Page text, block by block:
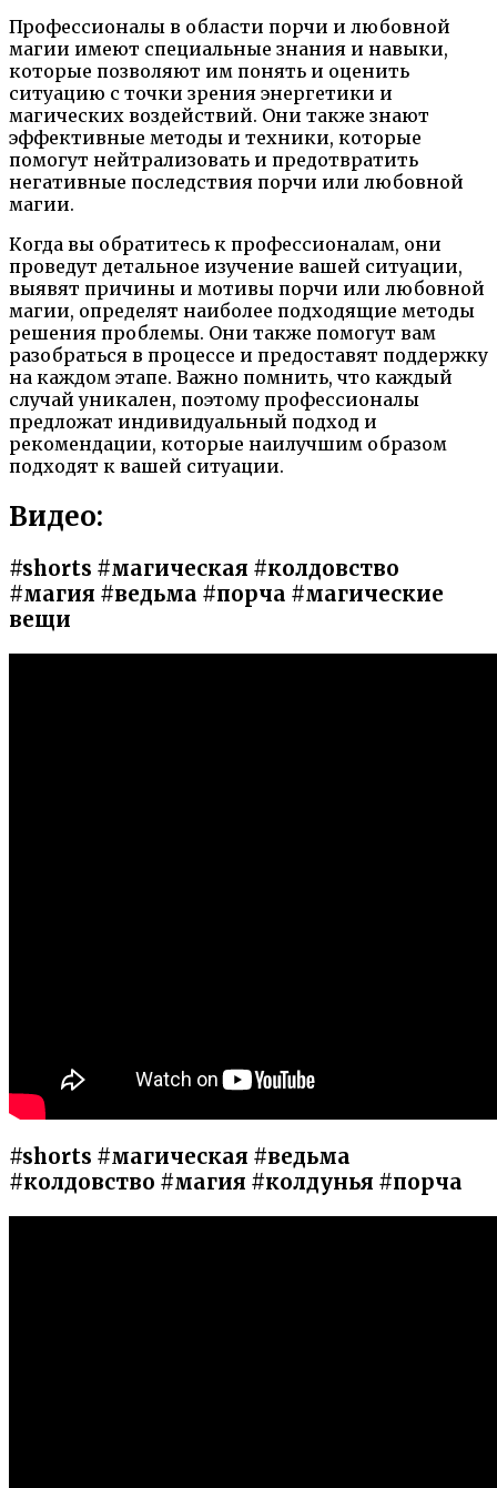
Профессионалы в области порчи и любовной
магии имеют специальные знания и навыки,
которые позволяют им понять и оценить
ситуацию с точки зрения энергетики и
магических воздействий. Они также знают
эффективные методы и техники, которые
помогут нейтрализовать и предотвратить
негативные последствия порчи или любовной
магии.
Когда вы обратитесь к профессионалам, они
проведут детальное изучение вашей ситуации,
выявят причины и мотивы порчи или любовной
магии, определят наиболее подходящие методы
решения проблемы. Они также помогут вам
разобраться в процессе и предоставят поддержку
на каждом этапе. Важно помнить, что каждый
случай уникален, поэтому профессионалы
предложат индивидуальный подход и
рекомендации, которые наилучшим образом
подходят к вашей ситуации.
Видео:
#shorts #магическая #колдовство
#магия #ведьма #порча #магические
вещи
#shorts #магическая #ведьма
#колдовство #магия #колдунья #порча